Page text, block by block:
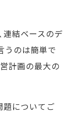
結ベースのデ
うのは簡単で
計画の最大の
題についてご